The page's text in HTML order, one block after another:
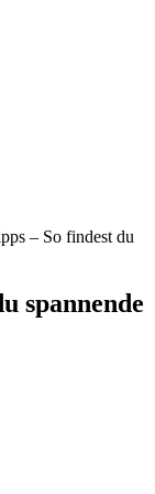
– So findest du
spannende